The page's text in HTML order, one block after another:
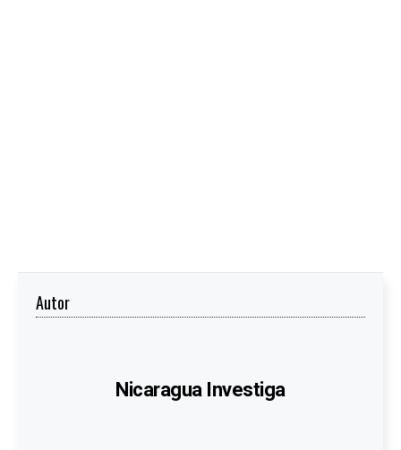
Autor
Nicaragua Investiga